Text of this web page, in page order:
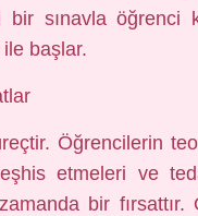
bir sınavla öğrenci
ile başlar.
Öğrencilerin
etmeleri ve
bir fırsattır.